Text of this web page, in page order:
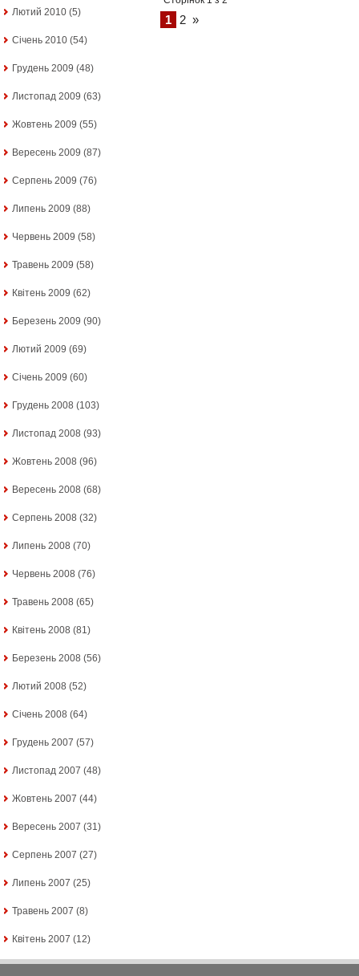
Лютий 2010 (5)
Січень 2010 (54)
Грудень 2009 (48)
Листопад 2009 (63)
Жовтень 2009 (55)
Вересень 2009 (87)
Серпень 2009 (76)
Липень 2009 (88)
Червень 2009 (58)
Травень 2009 (58)
Квітень 2009 (62)
Березень 2009 (90)
Лютий 2009 (69)
Січень 2009 (60)
Грудень 2008 (103)
Листопад 2008 (93)
Жовтень 2008 (96)
Вересень 2008 (68)
Серпень 2008 (32)
Липень 2008 (70)
Червень 2008 (76)
Травень 2008 (65)
Квітень 2008 (81)
Березень 2008 (56)
Лютий 2008 (52)
Січень 2008 (64)
Грудень 2007 (57)
Листопад 2007 (48)
Жовтень 2007 (44)
Вересень 2007 (31)
Серпень 2007 (27)
Липень 2007 (25)
Травень 2007 (8)
Квітень 2007 (12)
1 2 »